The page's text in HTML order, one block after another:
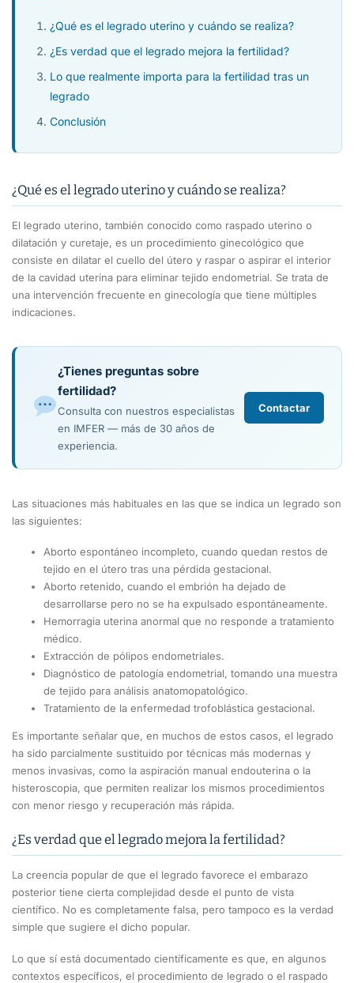
¿Qué es el legrado uterino y cuándo se realiza?
¿Es verdad que el legrado mejora la fertilidad?
Lo que realmente importa para la fertilidad tras un
legrado
Conclusión
¿Qué es el legrado uterino y cuándo se realiza?
El legrado uterino, también conocido como raspado uterino o
dilatación y curetaje, es un procedimiento ginecológico que
consiste en dilatar el cuello del útero y raspar o aspirar el interior
de la cavidad uterina para eliminar tejido endometrial. Se trata de
una intervención frecuente en ginecología que tiene múltiples
indicaciones.
¿Tienes preguntas sobre
fertilidad?
Consulta con nuestros especialistas
en IMFER — más de 30 años de
experiencia.
Contactar
Las situaciones más habituales en las que se indica un legrado son
las siguientes:
Aborto espontáneo incompleto, cuando quedan restos de
tejido en el útero tras una pérdida gestacional.
Aborto retenido, cuando el embrión ha dejado de
desarrollarse pero no se ha expulsado espontáneamente.
Hemorragia uterina anormal que no responde a tratamiento
médico.
Extracción de pólipos endometriales.
Diagnóstico de patología endometrial, tomando una muestra
de tejido para análisis anatomopatológico.
Tratamiento de la enfermedad trofoblástica gestacional.
Es importante señalar que, en muchos de estos casos, el legrado
ha sido parcialmente sustituido por técnicas más modernas y
menos invasivas, como la aspiración manual endouterina o la
histeroscopia, que permiten realizar los mismos procedimientos
con menor riesgo y recuperación más rápida.
¿Es verdad que el legrado mejora la fertilidad?
La creencia popular de que el legrado favorece el embarazo
posterior tiene cierta complejidad desde el punto de vista
científico. No es completamente falsa, pero tampoco es la verdad
simple que sugiere el dicho popular.
Lo que sí está documentado científicamente es que, en algunos
contextos específicos, el procedimiento de legrado o el raspado